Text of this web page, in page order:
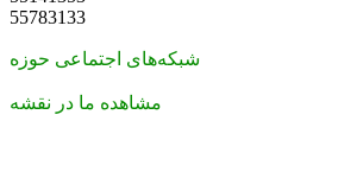
55783133
شبکه‌های اجتماعی حوزه
مشاهده ما در نقشه